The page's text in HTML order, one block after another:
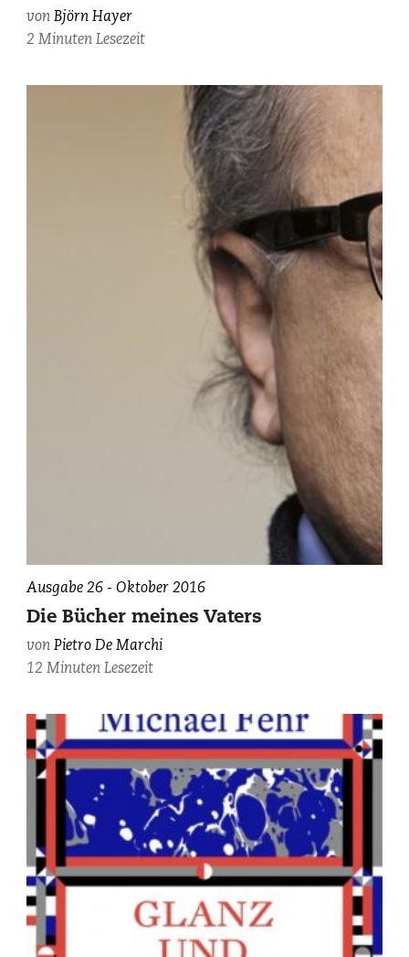
vonBjörn Hayer
2 Minuten Lesezeit
Pietro
De
Marchi,
photographiert
von
Agnetti.
Ausgabe 26 - Oktober 2016
Die Bücher meines Vaters
vonPietro De Marchi
12 Minuten Lesezeit